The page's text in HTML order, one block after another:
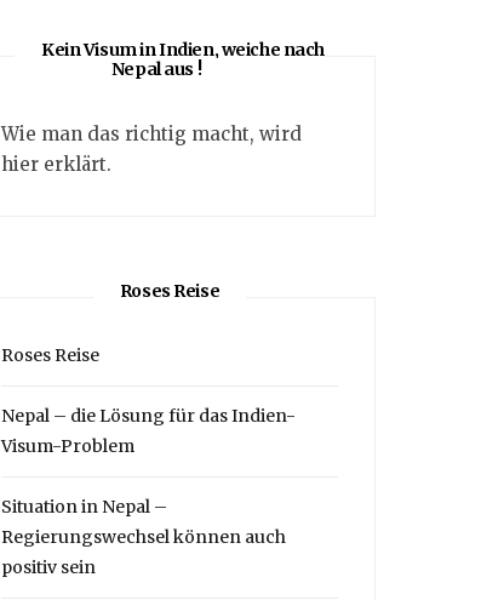
Kein Visum in Indien, weiche nach
Nepal aus !
Wie man das richtig macht, wird
hier erklärt.
Roses Reise
Roses Reise
Nepal – die Lösung für das Indien-
Visum-Problem
Situation in Nepal –
Regierungswechsel können auch
positiv sein